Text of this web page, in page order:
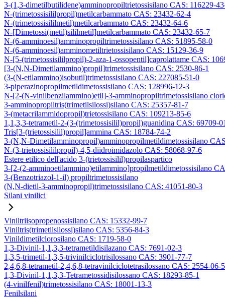
3-(1,3-dimetilbutilidene)amminopropiltrietossisilano CAS: 116229-
N-(trimetossisililpropil)metilcarbammato CAS: 23432-62-4
N-(trimetossisililmetil)metilcarbammato CAS: 23432-64-6
N-[Dimetossi(metil)sililmetil]metilcarbammato CAS: 23432-65-7
N-(6-amminoesil)amminopropiltrimetossisilano CAS: 51895-58-0
N-(6-amminoesil)amminometiltrietossisilano CAS: 15129-36-9
N-[5-(trimetossisililpropil)-2-aza-1-ossopentil]caprolattame CAS:
[3-(N,N-Dimetilammino)propil]trimetossisilano CAS: 2530-86-1
(3-(N-etilammino)isobutil)trimetossisilano CAS: 227085-51-0
3-piperazinopropilmetildimetossisilano CAS: 128996-12-3
N-[2-(N-vinilbenzilammino)etil]-3-amminopropiltrimetossisilano
3-amminopropiltris(trimetilsilossi)silano CAS: 25357-81-7
3-(metacrilammidopropil)trietossisilano CAS: 109213-85-6
1,1,3,3-tetrametil-2-(3-(trimetossisilil)propil)guanidina CAS: 69709-
Tris[3-(trietossisilil)propil]ammina CAS: 18784-74-2
3-(N,N-Dimetilamminopropil)amminopropilmetildimetossisilano
N-(3-trietossisililpropil)-4,5-diidroimidazolo CAS: 58068-97-6
Estere etilico dell'acido 3-(trietossisilil)propilaspartico
3-[2-(2-amminoetilammino)etilammino]propilmetildimetossisilano
3-(Benzotriazol-1-il) propiltrimetossisilano
(N,N-dietil-3-amminopropil)trimetossisilano CAS: 41051-80-3
Silani vinilici
Viniltriisopropenossisilano CAS: 15332-99-7
Viniltris(trimetilsilossi)silano CAS: 5356-84-3
Vinildimetilclorosilano CAS: 1719-58-0
1,3-Divinil-1,1,3,3-tetrametildisilazano CAS: 7691-02-3
1,3,5-trimetil-1,3,5-trivinilciclotrisilossano CAS: 3901-77-7
2,4,6,8-tetrametil-2,4,6,8-tetravinilciclotetrasilossano CAS: 2554-06-5
1,3-Divinil-1,1,3,3-Tetrametossidisilossano CAS: 18293-85-1
(4-vinilfenil)trimetossisilano CAS: 18001-13-3
Fenilsilani